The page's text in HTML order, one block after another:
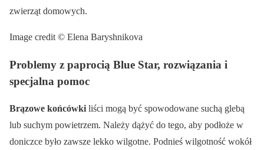
zwierząt domowych.
Image credit © Elena Baryshnikova
Problemy z paprocią Blue Star, rozwiązania i
specjalna pomoc
Brązowe końcówki liści mogą być spowodowane suchą glebą
lub suchym powietrzem. Należy dążyć do tego, aby podłoże w
doniczce było zawsze lekko wilgotne. Podnieś wilgotność wokół